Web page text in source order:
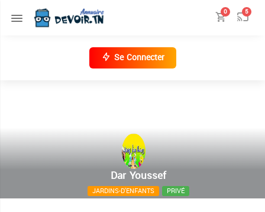
0 5
Se Connecter
Dar Youssef
JARDINS-D'ENFANTS PRIVÉ
slouguia, 9014 Béja